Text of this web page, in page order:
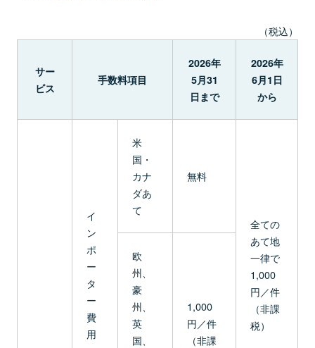
（税込）
サー
ビス
手数料項目
2026年
5月31
日まで
2026年
6月1日
から
イ
ン
ポ
ー
タ
ー
費
用
米
国・
カナ
ダあ
て
無料
全ての
あて地
一律で
1,000
円／件
（非課
税）
欧
州、
豪
州、
英
国、
1,000
円／件
（非課